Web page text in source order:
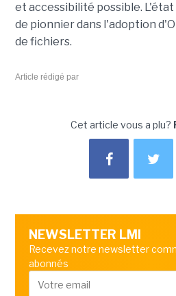
et accessibilité possible.
de pionnier dans l'adoption
de fichiers.
Article rédigé par
Cet article vous a plu?
NEWSLETTER LMI
Recevez notre newsletter
abonnés